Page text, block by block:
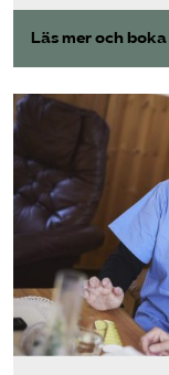
Läs mer och boka